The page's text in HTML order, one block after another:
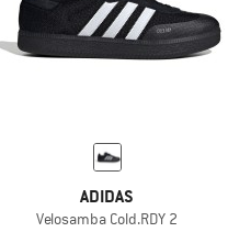
ADIDAS
Velosamba Cold.RDY 2